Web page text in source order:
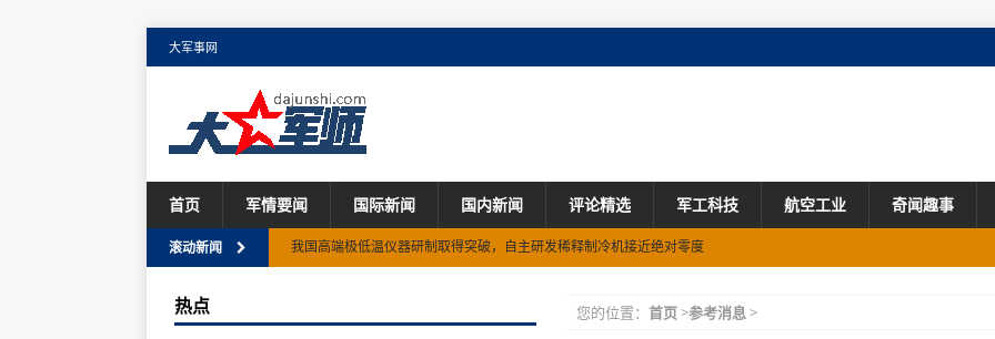
大军事网
首页 军情要闻 国际新闻 国内新闻 评论精选 军工科技 航空工业 奇闻趣事
滚动新闻
我国高端极低温仪器研制取得突破，自主研发稀释制冷机接近绝对零度
水库累计泄洪5400万立方米！河南沁河发生特大洪水您的位置： 首页>参考消息>
热点